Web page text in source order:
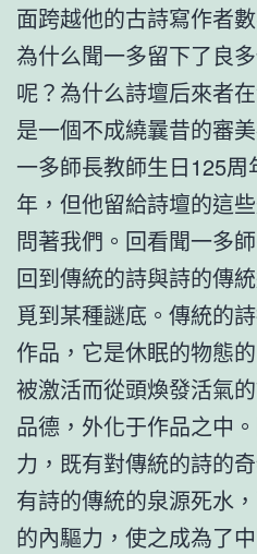
面跨越他的古詩寫作者
為什么聞一多留下了良
呢？為什么詩壇后來者
是一個不成繞曩昔的審
一多師長教師生日125
年，但他留給詩壇的這
問著我們。回看聞一多
回到傳統的詩與詩的傳
覓到某種謎底。傳統的
作品，它是休眠的物態
被激活而從頭煥發活氣
品德，外化于作品之中
力，既有對傳統的詩的
有詩的傳統的泉源死水
的內驅力，使之成為了